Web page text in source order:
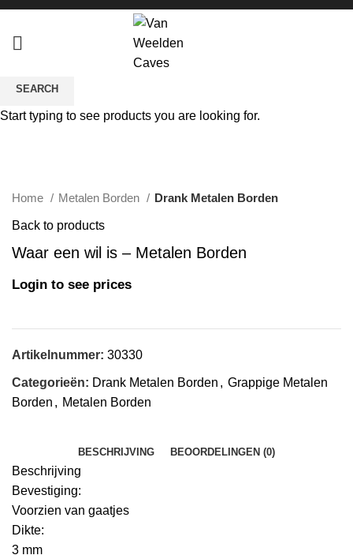
Home Metalen Borden Drank Metalen Borden
Back to products
Waar een wil is – Metalen Borden
Login to see prices
Artikelnummer: 30330
Categorieën: Drank Metalen Borden , Grappige Metalen
Borden , Metalen Borden
BESCHRIJVING BEOORDELINGEN (0)
Beschrijving
Bevestiging:
Voorzien van gaatjes
Dikte:
3 mm
SEARCH
Start typing to see products you are looking for.